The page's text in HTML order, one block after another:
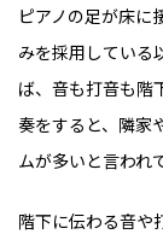
ピアノの足が床に
みを採用している
ば、音も打音も階
奏をすると、隣家
ムが多いと言われ
階下に伝わる音や